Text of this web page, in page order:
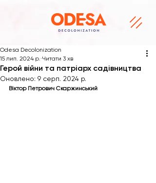
Герой війни та патріарх садівництва
Odesa Decolonization
15 лип. 2024 р. Читати 3 хв
Оновлено: 9 серп. 2024 р.
Віктор Петрович Скаржинський